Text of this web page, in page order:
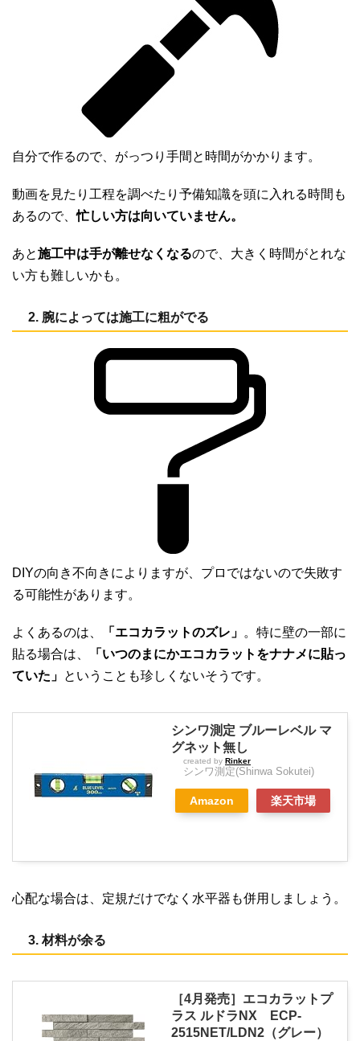
自分で作るので、がっつり手間と時間がかかります。
動画を見たり工程を調べたり予備知識を頭に入れる時間も
あるので、忙しい方は向いていません。
あと施工中は手が離せなくなるので、大きく時間がとれな
い方も難しいかも。
2. 腕によっては施工に粗がでる
DIYの向き不向きによりますが、プロではないので失敗す
る可能性があります。
よくあるのは、 「エコカラットのズレ」 。特に壁の一部に
貼る場合は、
「いつのまにかエコカラットをナナメに貼っ
ていた」 ということも珍しくないそうです。
シンワ測定 ブルーレベル マ
グネット無し
created by Rinker
シンワ測定(Shinwa Sokutei)
Amazon 楽天市場
心配な場合は、定規だけでなく水平器も併用しましょう。
3. 材料が余る
［4月発売］エコカラットプ
ラス ルドラNX ECP-
2515NET/LDN2（グレー）